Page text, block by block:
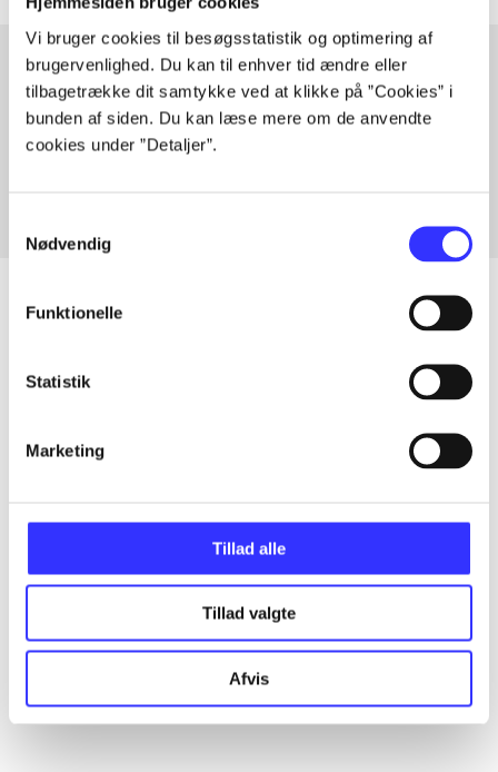
Vi bruger cookies til besøgsstatistik og optimering af
brugervenlighed. Du kan til enhver tid ændre eller
tilbagetrække dit samtykke ved at klikke på ”Cookies” i
bunden af siden. Du kan læse mere om de anvendte
cookies under ”Detaljer”.
Nødvendig
Funktionelle
Statistik
Marketing
Tillad alle
Tillad valgte
Afvis
Artikler med samme emner
Fra
...